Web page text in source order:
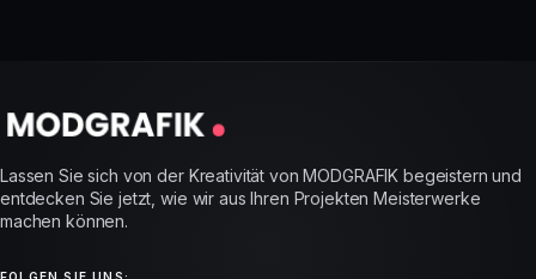
Lassen Sie sich von der Kreativität von MODGRAFIK begeistern und
entdecken Sie jetzt, wie wir aus Ihren Projekten Meisterwerke
machen können.